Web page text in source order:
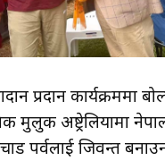
प्रदान कार्यक्रममा
मुलुक अष्ट्रेलियामा
पर्वलाई जिवन्त